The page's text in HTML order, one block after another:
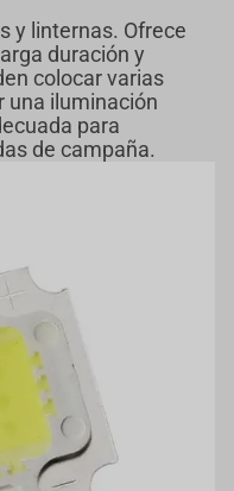
y linternas. Ofrece
duración y
colocar varias
una iluminación
para
de campaña.